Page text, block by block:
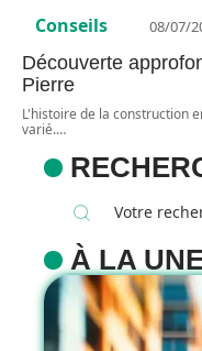
Conseils 08/07/
Découverte
Pierre
L'histoire de la construction
varié.…
À LA